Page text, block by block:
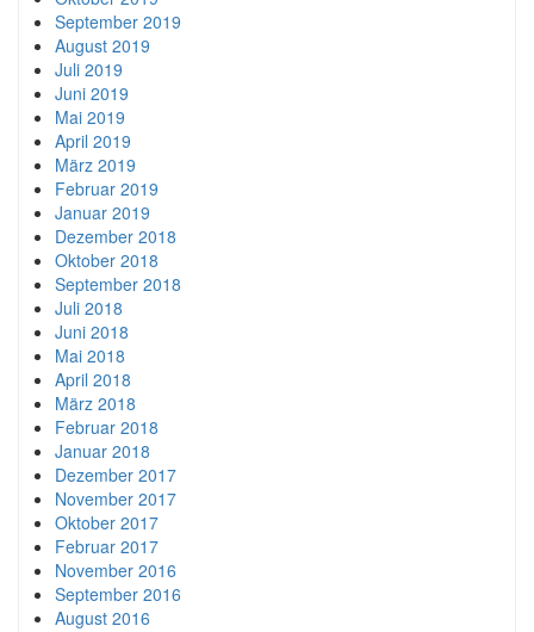
September 2019
August 2019
Juli 2019
Juni 2019
Mai 2019
April 2019
März 2019
Februar 2019
Januar 2019
Dezember 2018
Oktober 2018
September 2018
Juli 2018
Juni 2018
Mai 2018
April 2018
März 2018
Februar 2018
Januar 2018
Dezember 2017
November 2017
Oktober 2017
Februar 2017
November 2016
September 2016
August 2016